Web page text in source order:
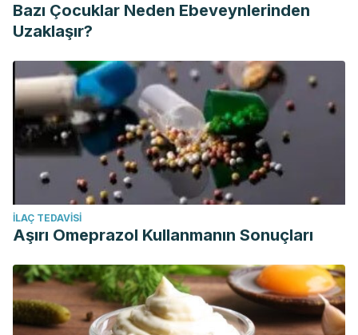
(IJSR),7(11), 1341–1344. Retrieved from
https://www.ijsr.net/archive/v7i11/ART20193014.pdf
Dkhil, M. A., Moniem, A. E. A., Al-Quraishy, S., & Saleh, R. A.
(2011). Antioxidant effect of purslane (Portulaca oleracea)
and its mechanism of action.Journal of Medicinal Plants
Research,5 (9), 1589–1593.
Bazı Çocuklar Neden Ebeveynlerinden
Uzaklaşır?
İLAÇ TEDAVISI
Aşırı Omeprazol Kullanmanın Sonuçları